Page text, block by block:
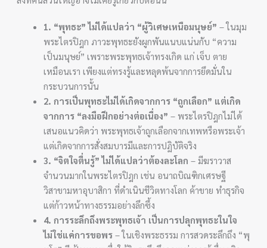
1. “พุทธะ” ไม่ได้แปลว่า “ผู้วิเศษเหนือมนุษย์” – ในมุม
พระไตรปิฎก ภาวะพุทธะยังผูกพันแนบแน่นกับ “ความ
เป็นมนุษย์” เพราะพระพุทธเจ้าทรงเกิด แก่ เจ็บ ตาย
เหมือนเรา เพียงแต่ทรงรู้และหลุดพ้นจากการยึดมั่นใน
กระบวนการนั้น
2. การเป็นพุทธะไม่ได้เกิดจากการ “ถูกเลือก” แต่เกิด
จากการ “ลงมือฝึกอย่างต่อเนื่อง” – พระไตรปิฎกไม่ได้
เสนอแนวคิดว่า พระพุทธเจ้าถูกเลือกจากเทพหรือพระเจ้า
แต่เกิดจากการสั่งสมบารมีและการปฏิบัติจริง
3. “จิตใจตื่นรู้” ไม่ได้แปลว่าต้องละโลก – มีฆราวาส
จำนวนมากในพระไตรปิฎก เช่น อนาถบิณฑิกเศรษฐี
วิสาขามหาอุบาสิกา ที่ดำเนินชีวิตทางโลก ค้าขาย ทำธุรกิจ
แต่ก้าวหน้าทางธรรมอย่างลึกซึ้ง
4. การระลึกถึงพระพุทธเจ้า เป็นการปลุกพุทธะในใจ
ไม่ใช่แค่การขอพร – ในเชิงพระธรรม การสวดระลึกถึง “พุ